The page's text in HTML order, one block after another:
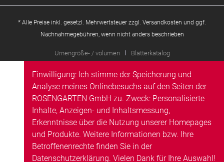
* Alle Preise inkl. gesetzl. Mehrwertsteuer zzgl. Versandkosten und ggf.
Nachnahmegebühren, wenn nicht anders beschrieben
Urnengröße- / volumen Blätterkatalog
Einwilligung: Ich stimme der Speicherung und
Analyse meines Onlinebesuchs auf den Seiten der
ROSENGARTEN GmbH zu. Zweck: Personalisierte
Inhalte, Anzeigen- und Inhaltsmessung,
Erkenntnisse über die Nutzung unserer Homepages
und Produkte. Weitere Informationen bzw. Ihre
Betroffenenrechte finden Sie in der
Datenschutzerklärung. Vielen Dank für Ihre Auswahl!